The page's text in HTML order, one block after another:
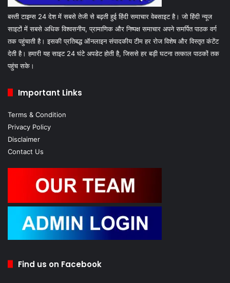
बस्ती टाइम्स 24 देश में सबसे तेजी से बढ़ती हुई हिंदी समाचार वेबसाइट है। जो हिंदी न्यूज
साइटों में सबसे अधिक विश्वसनीय, प्रामाणिक और निष्पक्ष समाचार अपने समर्पित पाठक वर्ग
तक पहुंचाती है। इसकी प्रतिबद्ध ऑनलाइन संपादकीय टीम हर रोज विशेष और विस्तृत कंटेंट
देती है। हमारी यह साइट 24 घंटे अपडेट होती है, जिससे हर बड़ी घटना तत्काल पाठकों तक
पहुंच सके।
Important Links
Terms & Condition
Privacy Policy
Disclaimer
Contact Us
Find us on Facebook